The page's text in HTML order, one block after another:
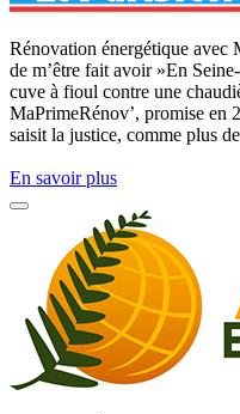
Rénovation énergétique avec
de m’être fait avoir »En
cuve à fioul contre une
MaPrimeRénov’, promise en
saisit la justice, comme plus
En savoir plus